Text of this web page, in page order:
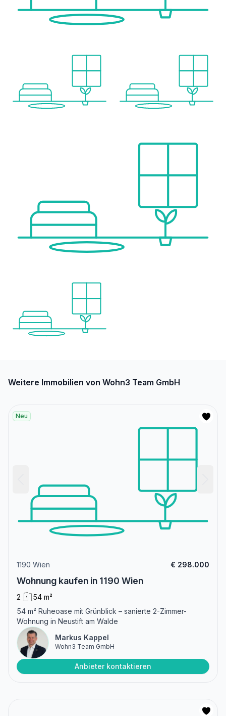
Weitere Immobilien von Wohn3 Team GmbH
Neu
1190 Wien € 298.000
Wohnung kaufen in 1190 Wien
2
54 m²
54 m² Ruheoase mit Grünblick – sanierte 2-Zimmer-
Wohnung in Neustift am Walde
Markus Kappel
Wohn3 Team GmbH
Anbieter kontaktieren